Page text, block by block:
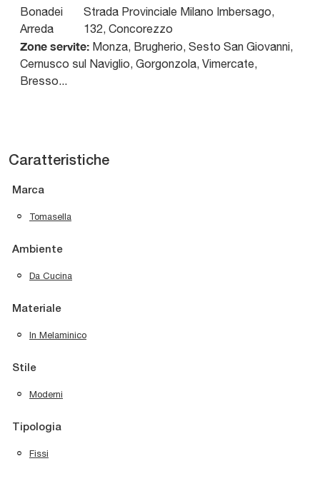
Bonadei
Arreda
Strada Provinciale Milano Imbersago,
132, Concorezzo
Zone servite: Monza, Brugherio, Sesto San Giovanni,
Cernusco sul Naviglio, Gorgonzola, Vimercate,
Bresso...
Caratteristiche
Marca
Tomasella
Ambiente
Da Cucina
Materiale
In Melaminico
Stile
Moderni
Tipologia
Fissi